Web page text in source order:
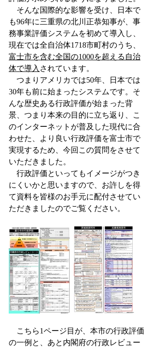
そんな国際的な影響を受け、日本で
も96年に三重県の北川正恭知事が、事
務事業評価システムを初めて導入し、
現在では全自治体1718市町村のうち、
富士市を含む全国の1000を超える自治
体で導入 されています。
つまりアメリカでは50年、日本では
30年も前に始まったシステムです。そ
んな歴史ある行政評価が始まった背
景、つまり本来の目的に立ち返り、こ
のインターネットが普及した現代に合
わせた、より良い行政評価を富士市で
実現するため、今回この質問をさせて
いただきました。
行政評価といってもイメージがつき
にくいかと思いますので、お許しを得
て資料を皆様のお手元に配付させてい
ただきましたのでご覧ください。
こちら1ページ目が、本市の行政評価
の一例と、あと内閣府の行政レビュー